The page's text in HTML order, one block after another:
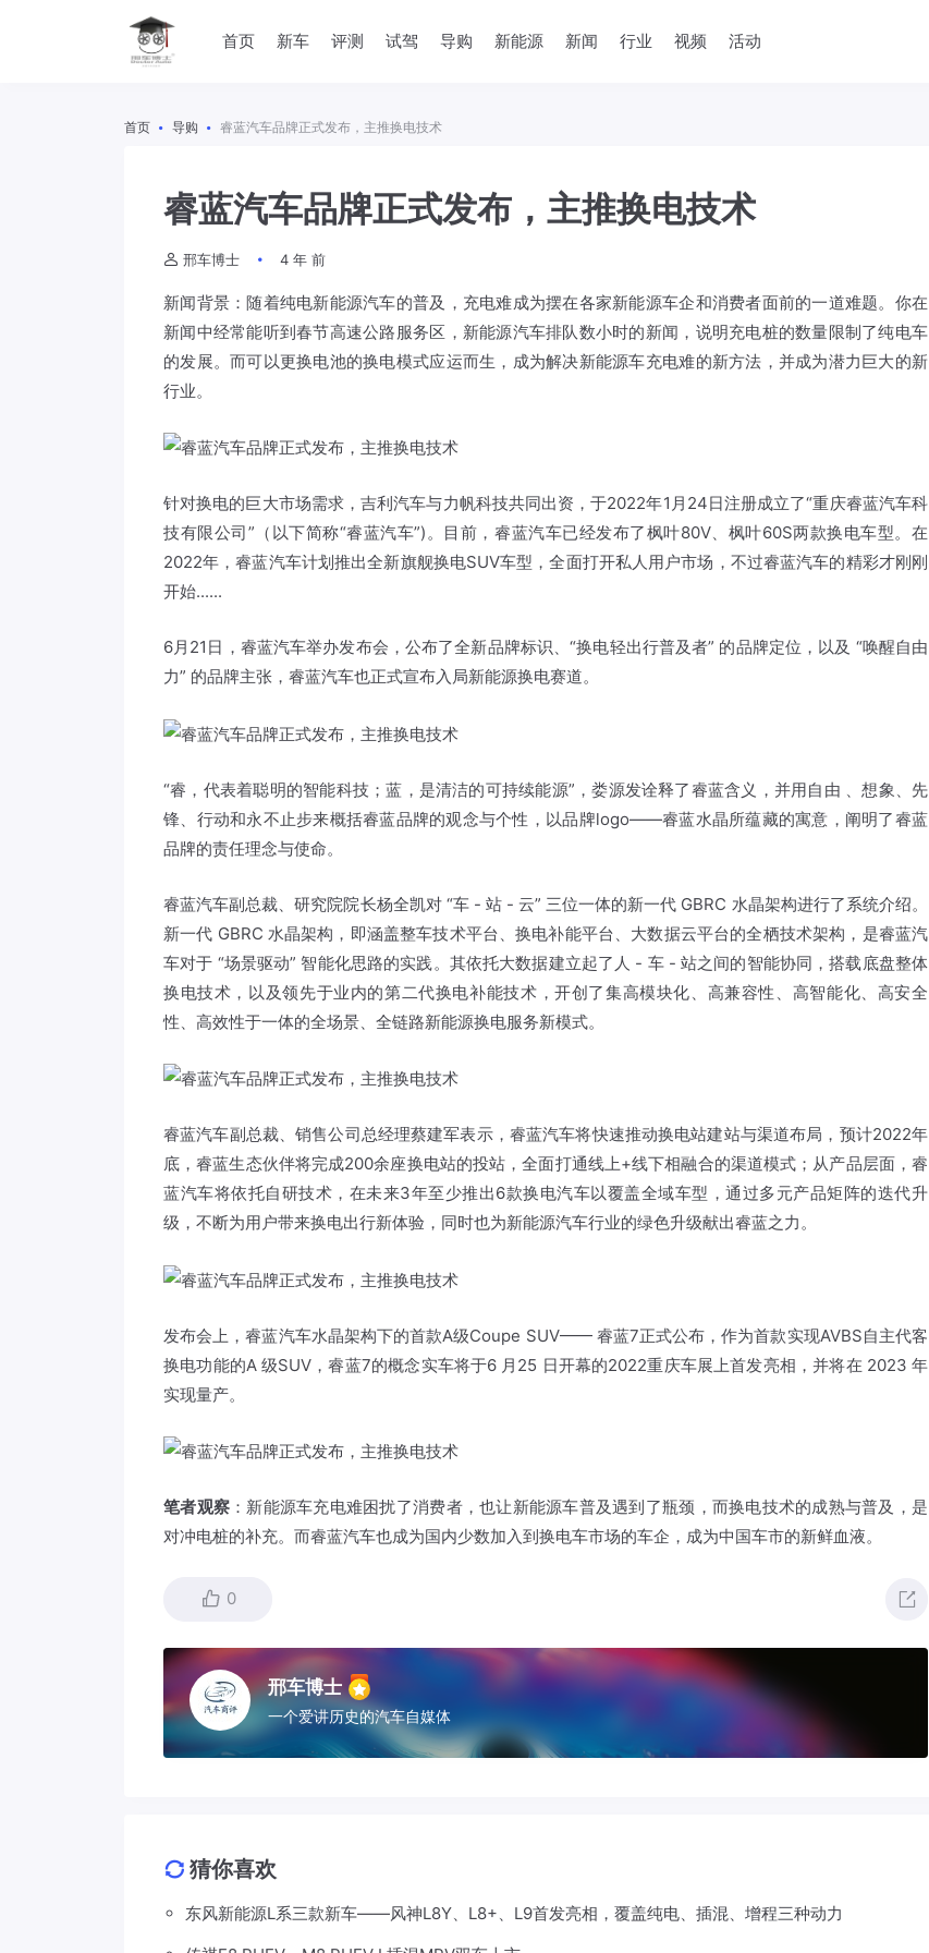
首页 新车 评测 试驾 导购 新能源 新闻 行业 视频 活动
首页 导购 睿蓝汽车品牌正式发布，主推换电技术
睿蓝汽车品牌正式发布，主推换电技术
邢车博士 4 年 前
新闻背景：随着纯电新能源汽车的普及，充电难成为摆在各家新能源车企和消费者面前的一道难题。你在
新闻中经常能听到春节高速公路服务区，新能源汽车排队数小时的新闻，说明充电桩的数量限制了纯电车
的发展。而可以更换电池的换电模式应运而生，成为解决新能源车充电难的新方法，并成为潜力巨大的新
行业。
针对换电的巨大市场需求，吉利汽车与力帆科技共同出资，于2022年1月24日注册成立了“重庆睿蓝汽车科
技有限公司”（以下简称“睿蓝汽车”)。目前，睿蓝汽车已经发布了枫叶80V、枫叶60S两款换电车型。在
2022年，睿蓝汽车计划推出全新旗舰换电SUV车型，全面打开私人用户市场，不过睿蓝汽车的精彩才刚刚
开始......
6月21日，睿蓝汽车举办发布会，公布了全新品牌标识、“换电轻出行普及者” 的品牌定位，以及 “唤醒自由
力” 的品牌主张，睿蓝汽车也正式宣布入局新能源换电赛道。
“睿，代表着聪明的智能科技；蓝，是清洁的可持续能源”，娄源发诠释了睿蓝含义，并用自由 、想象、先
锋、行动和永不止步来概括睿蓝品牌的观念与个性，以品牌logo——睿蓝水晶所蕴藏的寓意，阐明了睿蓝
品牌的责任理念与使命。
睿蓝汽车副总裁、研究院院长杨全凯对 “车 - 站 - 云” 三位一体的新一代 GBRC 水晶架构进行了系统介绍。
新一代 GBRC 水晶架构，即涵盖整车技术平台、换电补能平台、大数据云平台的全栖技术架构，是睿蓝汽
车对于 “场景驱动” 智能化思路的实践。其依托大数据建立起了人 - 车 - 站之间的智能协同，搭载底盘整体
换电技术，以及领先于业内的第二代换电补能技术，开创了集高模块化、高兼容性、高智能化、高安全
性、高效性于一体的全场景、全链路新能源换电服务新模式。
睿蓝汽车副总裁、销售公司总经理蔡建军表示，睿蓝汽车将快速推动换电站建站与渠道布局，预计2022年
底，睿蓝生态伙伴将完成200余座换电站的投站，全面打通线上+线下相融合的渠道模式；从产品层面，睿
蓝汽车将依托自研技术，在未来3年至少推出6款换电汽车以覆盖全域车型，通过多元产品矩阵的迭代升
级，不断为用户带来换电出行新体验，同时也为新能源汽车行业的绿色升级献出睿蓝之力。
发布会上，睿蓝汽车水晶架构下的首款A级Coupe SUV—— 睿蓝7正式公布，作为首款实现AVBS自主代客
换电功能的A 级SUV，睿蓝7的概念实车将于6 月25 日开幕的2022重庆车展上首发亮相，并将在 2023 年
实现量产。
笔者观察 ：新能源车充电难困扰了消费者，也让新能源车普及遇到了瓶颈，而换电技术的成熟与普及，是
对冲电桩的补充。而睿蓝汽车也成为国内少数加入到换电车市场的车企，成为中国车市的新鲜血液。
0
邢车博士
一个爱讲历史的汽车自媒体
猜你喜欢
东风新能源L系三款新车——风神L8Y、L8+、L9首发亮相，覆盖纯电、插混、增程三种动力